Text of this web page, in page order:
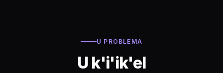
U PROBLEMA
U k'i'ik'el